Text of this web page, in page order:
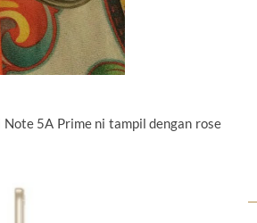
5A Prime ni tampil dengan rose